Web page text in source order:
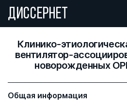
ДИССЕРНЕТ
Клинико-
вентилятор-
новорожденных
Общая информация